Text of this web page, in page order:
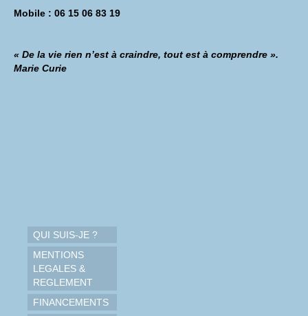
Mobile : 06 15 06 83 19
« De la vie rien n’est à craindre, tout est à comprendre ».
Marie Curie
QUI SUIS-JE ?
MENTIONS
LEGALES &
REGLEMENT
FINANCEMENTS